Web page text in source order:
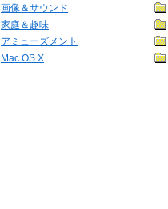
画像＆サウンド
家庭＆趣味
アミューズメント
Mac OS X